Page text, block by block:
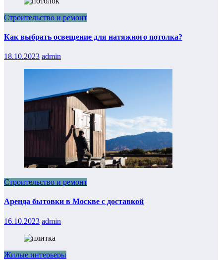
Строительство и ремонт
Как выбрать освещение для натяжного потолка?
18.10.2023 admin
Строительство и ремонт
Аренда бытовки в Москве с доставкой
16.10.2023 admin
Жилые интерьеры